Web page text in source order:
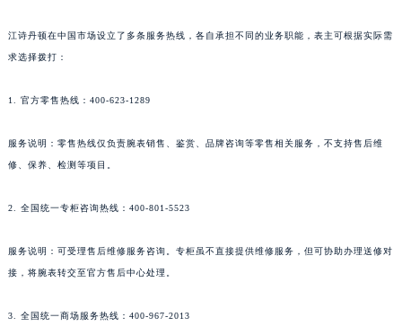
江诗丹顿在中国市场设立了多条服务热线，各自承担不同的业务职能，表主可根据实际需
求选择拨打：
1. 官方零售热线：400-623-1289
服务说明：零售热线仅负责腕表销售、鉴赏、品牌咨询等零售相关服务，不支持售后维
修、保养、检测等项目。
2. 全国统一专柜咨询热线：400-801-5523
服务说明：可受理售后维修服务咨询。专柜虽不直接提供维修服务，但可协助办理送修对
接，将腕表转交至官方售后中心处理。
3. 全国统一商场服务热线：400-967-2013